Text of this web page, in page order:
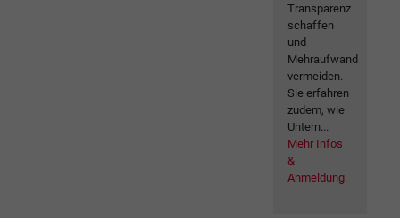
Transparenz
schaffen
und
Mehraufwand
vermeiden.
Sie erfahren
zudem, wie
Untern...
Mehr Infos
&
Anmeldung